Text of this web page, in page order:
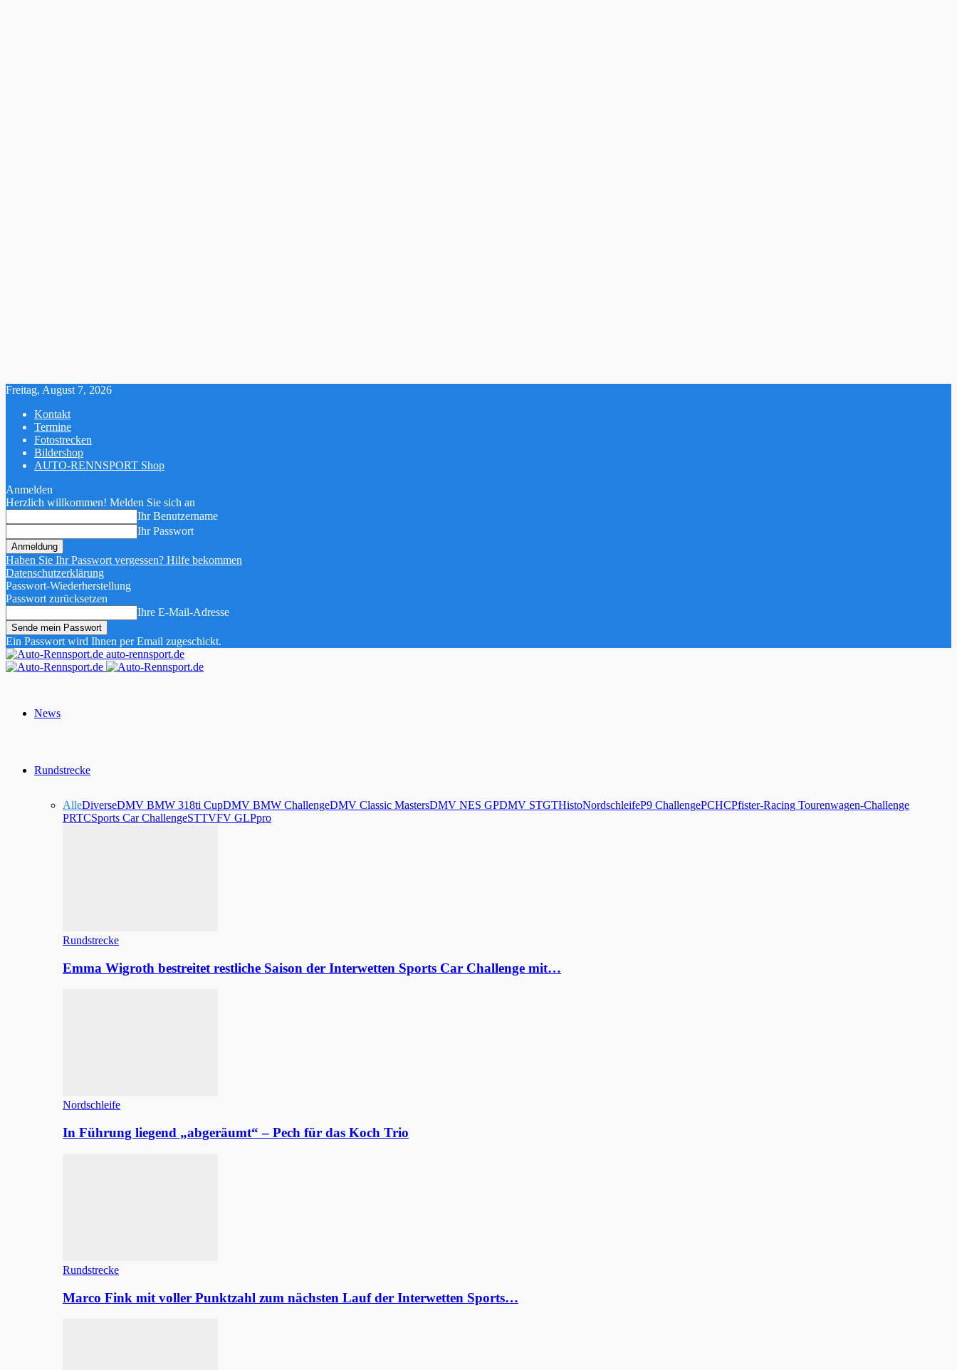
Freitag, August 7, 2026
Kontakt
Termine
Fotostrecken
Bildershop
AUTO-RENNSPORT Shop
Anmelden
Herzlich willkommen! Melden Sie sich an
Ihr Benutzername
Ihr Passwort
Haben Sie Ihr Passwort vergessen? Hilfe bekommen
Datenschutzerklärung
Passwort-Wiederherstellung
Passwort zurücksetzen
Ihre E-Mail-Adresse
Ein Passwort wird Ihnen per Email zugeschickt.
auto-rennsport.de
News
Rundstrecke
AlleDiverseDMV BMW 318ti CupDMV BMW ChallengeDMV Classic MastersDMV NES GPDMV STGTHistoNordschleifeP9 ChallengePCHCPfister-Racing Tourenwagen-Challenge
PRTCSports Car ChallengeSTTVFV GLPpro
Rundstrecke
Emma Wigroth bestreitet restliche Saison der Interwetten Sports Car Challenge mit…
Nordschleife
In Führung liegend „abgeräumt“ – Pech für das Koch Trio
Rundstrecke
Marco Fink mit voller Punktzahl zum nächsten Lauf der Interwetten Sports…